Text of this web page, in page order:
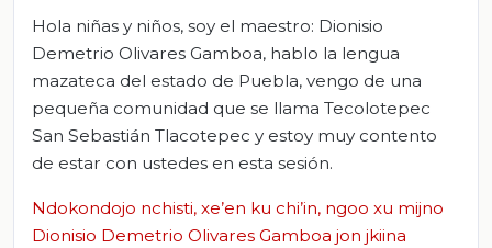
Hola niñas y niños, soy el maestro: Dionisio
Demetrio Olivares Gamboa, hablo la lengua
mazateca del estado de Puebla, vengo de una
pequeña comunidad que se llama Tecolotepec
San Sebastián Tlacotepec y estoy muy contento
de estar con ustedes en esta sesión.
Ndokondojo nchisti, xe’en ku chi’in, ngoo xu mijno
Dionisio Demetrio Olivares Gamboa jon jkiina